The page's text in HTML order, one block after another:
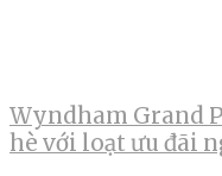
Wyndham Grand
hè với loạt ưu đãi